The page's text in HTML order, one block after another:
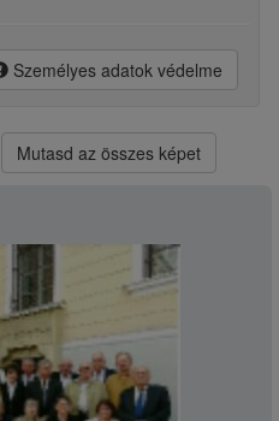
Személyes adatok védelme
Mutasd az összes képet